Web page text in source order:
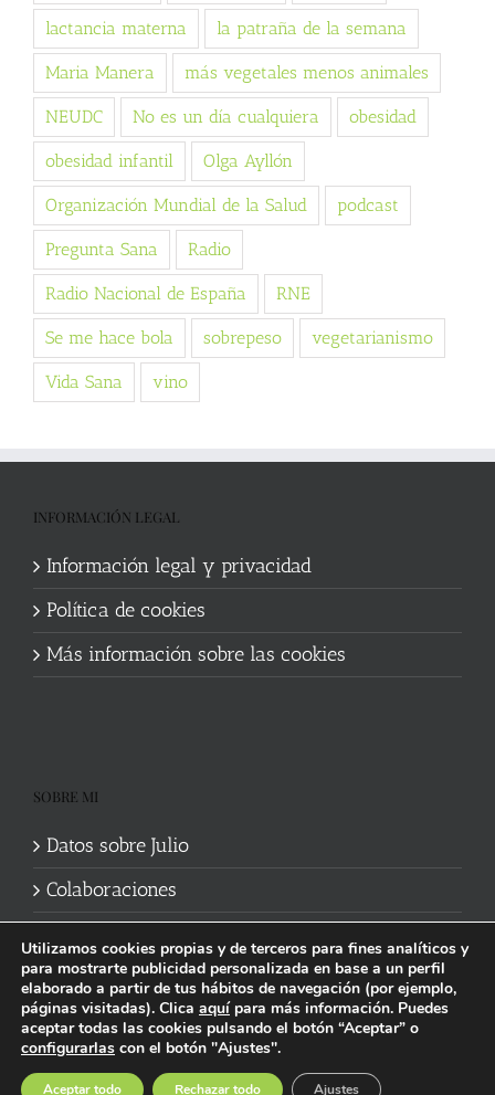
lactancia materna la patraña de la semana
Maria Manera más vegetales menos animales
NEUDC No es un día cualquiera obesidad
obesidad infantil Olga Ayllón
Organización Mundial de la Salud podcast
Pregunta Sana Radio
Radio Nacional de España RNE
Se me hace bola sobrepeso vegetarianismo
Vida Sana vino
INFORMACIÓN LEGAL
Información legal y privacidad
Política de cookies
Más información sobre las cookies
SOBRE MI
Datos sobre Julio
Colaboraciones
Política de cookies | Información legal y privacidad
| Web mantenida
porStudi7
Facebook YouTubeInstagramSpotify
BlueskyThreads
Utilizamos cookies propias y de terceros para fines analíticos y
para mostrarte publicidad personalizada en base a un perfil
elaborado a partir de tus hábitos de navegación (por ejemplo,
páginas visitadas). Clica aquípara más información. Puedes
aceptar todas las cookies pulsando el botón “Aceptar” o
configurarlas con el botón "Ajustes".
Aceptar todo Rechazar todo Ajustes